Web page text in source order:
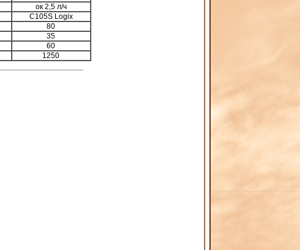
ок 2,5 л/ч
C105S Logix
80
35
60
1250